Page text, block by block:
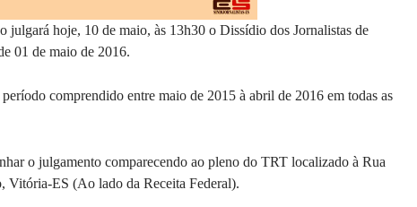
julgará hoje, 10 de maio, às 13h30 o Dissídio dos Jornalistas de
01 de maio de 2016.
comprendido entre maio de 2015 à abril de 2016 em todas as
o julgamento comparecendo ao pleno do TRT localizado à Rua
Vitória-ES (Ao lado da Receita Federal).